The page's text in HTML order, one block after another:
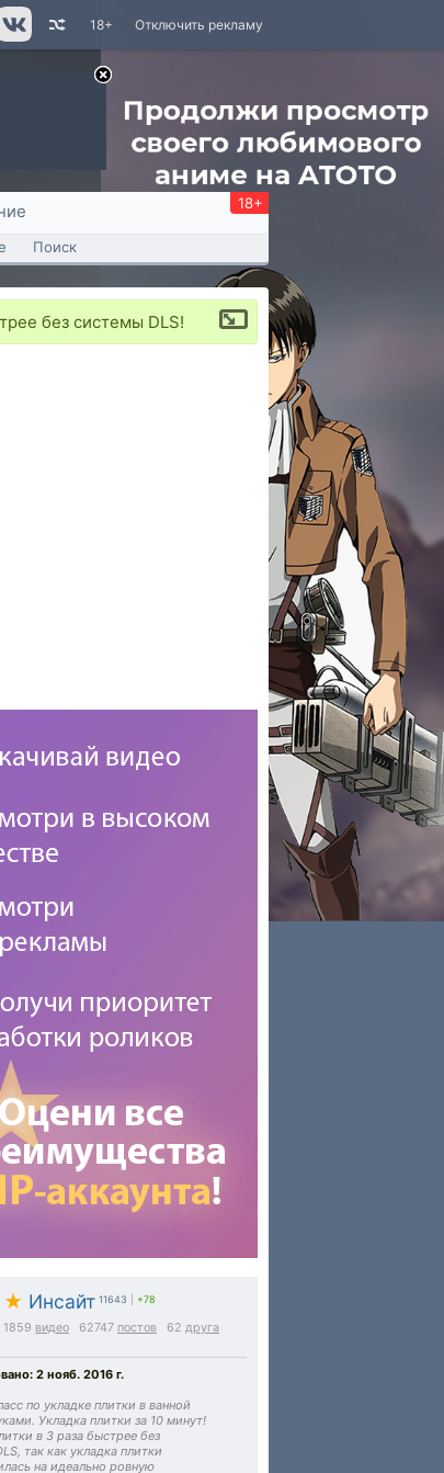
Отключить рекламу
18+
18+
Поиск
без системы DLS!
★ Инсайт 11643 +78
1859 видео 62747 постов 62 друга
2 нояб. 2016 г.
по укладке плитки в ванной
Укладка плитки за 10 минут!
в 3 раза быстрее без
так как укладка плитки
на идеально ровную